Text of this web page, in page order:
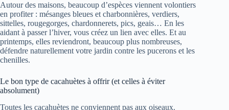
Autour des maisons, beaucoup d’espèces viennent volontiers
en profiter : mésanges bleues et charbonnières, verdiers,
sittelles, rougegorges, chardonnerets, pics, geais… En les
aidant à passer l’hiver, vous créez un lien avec elles. Et au
printemps, elles reviendront, beaucoup plus nombreuses,
défendre naturellement votre jardin contre les pucerons et les
chenilles.
Le bon type de cacahuètes à offrir (et celles à éviter
absolument)
Toutes les cacahuètes ne conviennent pas aux oiseaux.